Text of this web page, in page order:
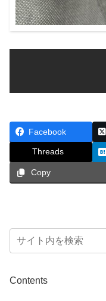
Facebook
Threads
Copy
Contents